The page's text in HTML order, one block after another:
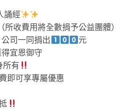
誦經
所收費用將全數捐予公益團體）
司一同捐出
元
宜恩御守
有
即可享專屬優惠